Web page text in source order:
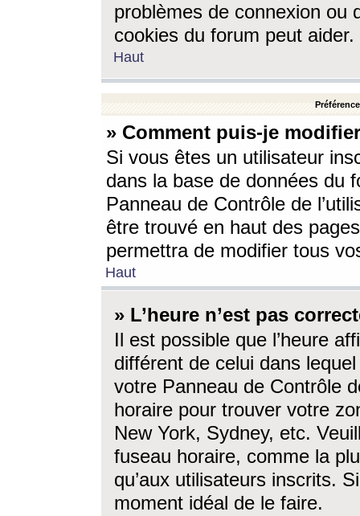
problèmes de connexion ou
cookies du forum peut aider.
Haut
» Comment puis-je
Si vous êtes un utilisateur
dans la base de données du
Panneau de Contrôle de
être trouvé en haut des
permettra de modifier tous
Haut
» L’heure n’est pas
Il est possible que l’heure
différent de celui dans
votre Panneau de Contrôle
horaire pour trouver votre
New York, Sydney, etc.
fuseau horaire, comme la
qu’aux utilisateurs inscrits.
moment idéal de le faire.